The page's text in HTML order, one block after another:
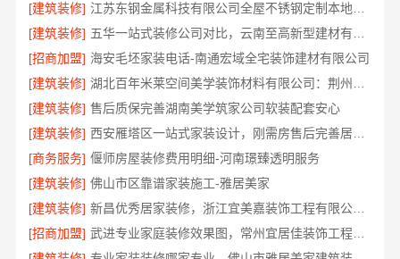
[建筑装修]
[建筑装修]
[招商加盟] 海安毛坯家装电话-南通宏域全宅装饰建材有限公司
[建筑装修]
[建筑装修] 售后质保完善湖南美学筑家公司软装配套安心
[建筑装修]
[商务服务] 偃师房屋装修费用明细-河南璟臻透明服务
[建筑装修] 佛山市区靠谱家装施工-雅居美家
[建筑装修]
新昌优秀居家装修，浙江宜美嘉装饰工程有限公司匠心打造
[招商加盟]
武进专业家庭装修效果图，常州宜居佳装饰工程有限公司定制设计